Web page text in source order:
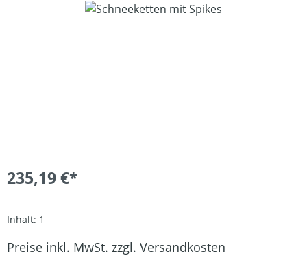
Bildergalerie überspringen
235,19 €*
Inhalt: 1
Preise inkl. MwSt. zzgl. Versandkosten